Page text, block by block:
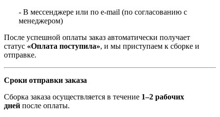
- В мессенджере или по e-mail (по согласованию с
менеджером)
После успешной оплаты заказ автоматически получает
статус «Оплата поступила», и мы приступаем к сборке и
отправке.
Сроки отправки заказа
Сборка заказа осуществляется в течение 1–2 рабочих
дней после оплаты.